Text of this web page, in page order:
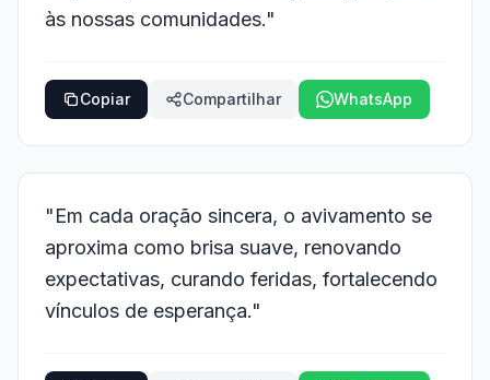
às nossas comunidades."
Copiar Compartilhar WhatsApp
"Em cada oração sincera, o avivamento se
aproxima como brisa suave, renovando
expectativas, curando feridas, fortalecendo
vínculos de esperança."